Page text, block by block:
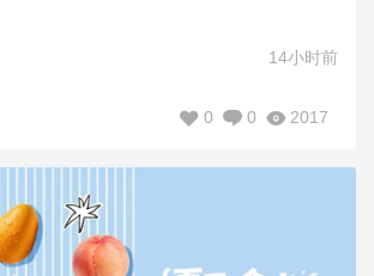
14小时前
2017
0
0